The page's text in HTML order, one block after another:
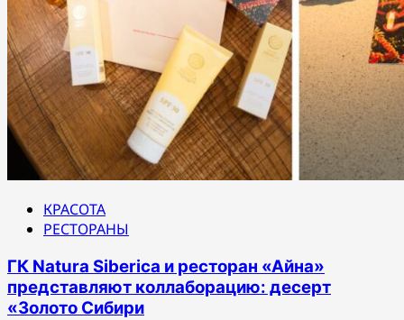
КРАСОТА
РЕСТОРАНЫ
ГК Natura Siberica и ресторан «Айна»
представляют коллаборацию: десерт
«Золото Сибири